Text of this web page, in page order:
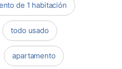
de 1 habitación
todo usado
apartamento